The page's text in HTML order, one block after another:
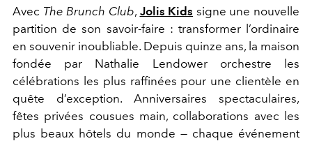
Avec The Brunch Club, Jolis Kids signe une nouvelle
partition de son savoir-faire : transformer l’ordinaire
en souvenir inoubliable. Depuis quinze ans, la maison
fondée par Nathalie Lendower orchestre les
célébrations les plus raffinées pour une clientèle en
quête d’exception. Anniversaires spectaculaires,
fêtes privées cousues main, collaborations avec les
plus beaux hôtels du monde — chaque événement